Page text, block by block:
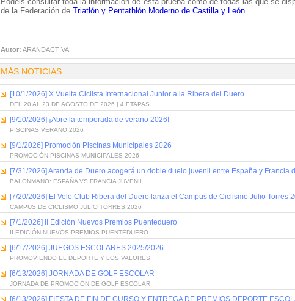
de la Federación de Triatlón y Pentathlón Moderno de Castilla y León
Autor: ARANDACTIVA
MÁS NOTICIAS
[10/1/2026] X Vuelta Ciclista Internacional Junior a la Ribera del Duero
DEL 20 AL 23 DE AGOSTO DE 2026 | 4 ETAPAS
[9/10/2026] ¡Abre la temporada de verano 2026!
PISCINAS VERANO 2026
[9/1/2026] Promoción Piscinas Municipales 2026
PROMOCIÓN PISCINAS MUNICIPALES 2026
[7/31/2026] Aranda de Duero acogerá un doble duelo juvenil entre España y Francia
BALONMANO: ESPAÑA VS FRANCIA JUVENIL
[7/20/2026] El Velo Club Ribera del Duero lanza el Campus de Ciclismo Julio Torres
CAMPUS DE CICLISMO JULIO TORRES 2026
[7/1/2026] II Edición Nuevos Premios Puenteduero
II EDICIÓN NUEVOS PREMIOS PUENTEDUERO
[6/17/2026] JUEGOS ESCOLARES 2025/2026
PROMOVIENDO EL DEPORTE Y LOS VALORES
[6/13/2026] JORNADA DE GOLF ESCOLAR
JORNADA DE PROMOCIÓN DE GOLF ESCOLAR
[6/13/2026] FIESTA DE FIN DE CURSO Y ENTREGA DE PREMIOS DEPORTE